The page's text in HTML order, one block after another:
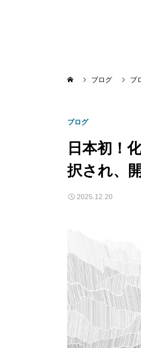
ブログ ブ
ブログ
日本初！
択され、
2025.12.20